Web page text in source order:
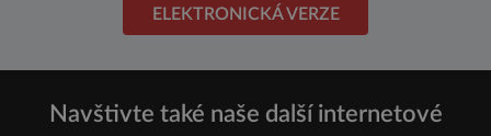
ELEKTRONICKÁ VERZE
Navštivte také naše další internetové